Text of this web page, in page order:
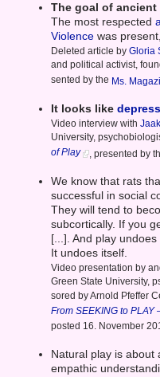
The goal of
The most respected
Violence was
Deleted article byGloria
and political activist,
sented by the Ms.
It looks like
Video interview with
University,
of Play
, presented by
We know that rats
successful in social
They will tend to
subcortically. If you
[...]. And play
It undoes itself.
Video presentation by
Green State University,
sored by Arnold Pfeffer
From SEEKING to
posted 16. November
Natural play is
empathic